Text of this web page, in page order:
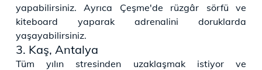
yapabilirsiniz. Ayrıca Çeşme'de rüzgâr sörfü ve
kiteboard yaparak adrenalini doruklarda
yaşayabilirsiniz.
3. Kaş, Antalya
Tüm yılın stresinden uzaklaşmak istiyor ve